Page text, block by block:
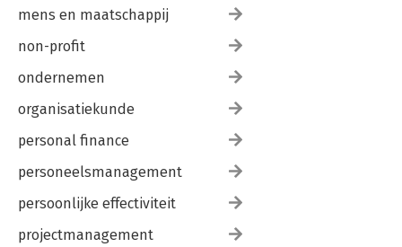
mens en maatschappij
non-profit
ondernemen
organisatiekunde
personal finance
personeelsmanagement
persoonlijke effectiviteit
projectmanagement